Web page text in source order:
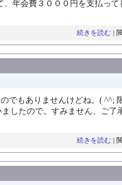
年会費３０００円を支払って
続きを読む |
でもありませんけどね。( ^^;
したので。すみません、ご了
続きを読む |